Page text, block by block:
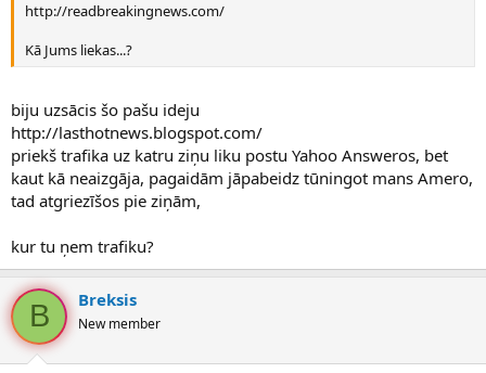
http://readbreakingnews.com/
Kā Jums liekas...?
biju uzsācis šo pašu ideju
http://lasthotnews.blogspot.com/
priekš trafika uz katru ziņu liku postu Yahoo Answeros, bet
kaut kā neaizgāja, pagaidām jāpabeidz tūningot mans Amero,
tad atgriezīšos pie ziņām,
kur tu ņem trafiku?
B Breksis
New member